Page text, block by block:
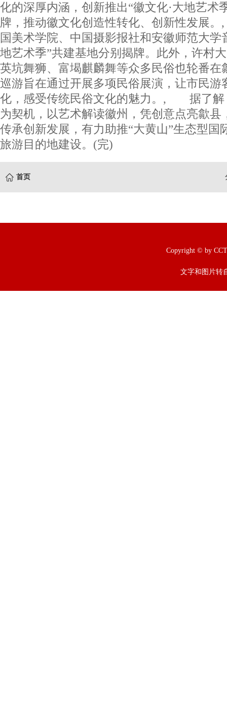
化的深厚内涵，创新推出“徽文化·大地艺术
牌，推动徽文化创造性转化、创新性发
国美术学院、中国摄影报社和安徽师范大学
地艺术季”共建基地分别揭牌。此外，许村
英坑舞狮、富堨麒麟舞等众多民俗也轮番在
巡游旨在通过开展多项民俗展演，让市民游
化，感受传统民俗文化的魅力。, 据了解
为契机，以艺术解读徽州，凭创意点亮歙县
传承创新发展，有力助推“大黄山”生态型国
旅游目的地建设。(完)
首页
Copyright © by
文字和图片转